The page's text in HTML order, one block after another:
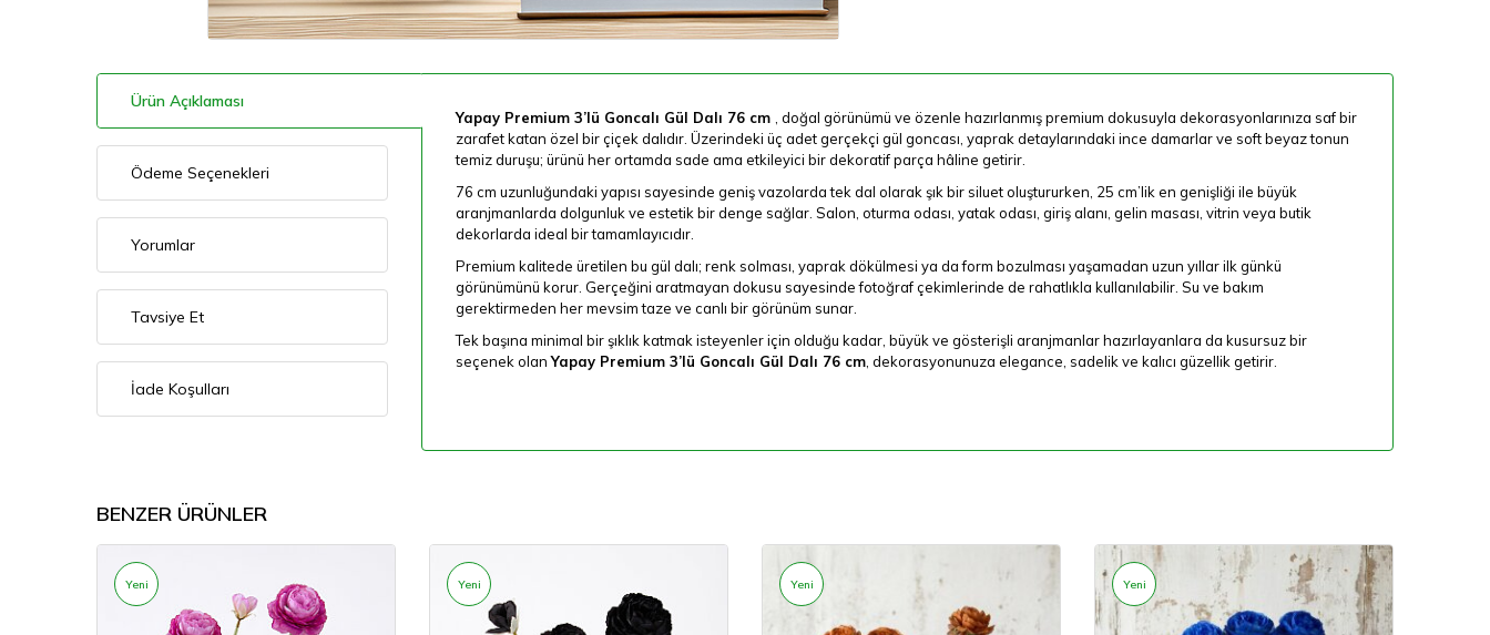
Ürün Açıklaması
Ödeme Seçenekleri
Yorumlar
Tavsiye Et
İade Koşulları
Yapay Premium 3’lü Goncalı Gül Dalı 76 cm
, doğal görünümü ve özenle hazırlanmış premium dokusuyla dekorasyonlarınıza saf bir
zarafet katan özel bir çiçek dalıdır. Üzerindeki üç adet gerçekçi gül goncası, yaprak detaylarındaki ince damarlar ve soft beyaz tonun
temiz duruşu; ürünü her ortamda sade ama etkileyici bir dekoratif parça hâline getirir.
76 cm uzunluğundaki yapısı sayesinde geniş vazolarda tek dal olarak şık bir siluet oluştururken, 25 cm’lik en genişliği ile büyük
aranjmanlarda dolgunluk ve estetik bir denge sağlar. Salon, oturma odası, yatak odası, giriş alanı, gelin masası, vitrin veya butik
dekorlarda ideal bir tamamlayıcıdır.
Premium kalitede üretilen bu gül dalı; renk solması, yaprak dökülmesi ya da form bozulması yaşamadan uzun yıllar ilk günkü
görünümünü korur. Gerçeğini aratmayan dokusu sayesinde fotoğraf çekimlerinde de rahatlıkla kullanılabilir. Su ve bakım
gerektirmeden her mevsim taze ve canlı bir görünüm sunar.
Tek başına minimal bir şıklık katmak isteyenler için olduğu kadar, büyük ve gösterişli aranjmanlar hazırlayanlara da kusursuz bir
seçenek olanYapay Premium 3’lü Goncalı Gül Dalı 76 cm, dekorasyonunuza elegance, sadelik ve kalıcı güzellik getirir.
BENZER ÜRÜNLER
Yeni Yeni Yeni Yeni